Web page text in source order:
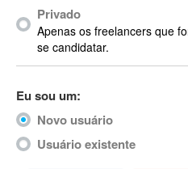
Acrobat X
Acronis
ACT
Actimize
ActionScript
ActionScript 3
Privado
Apenas os freelancers que
se candidatar.
Eu sou um:
Novo usuário
Usuário existente